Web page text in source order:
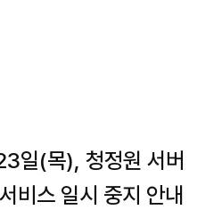
일(목), 청정원 서버
비스 일시 중지 안내